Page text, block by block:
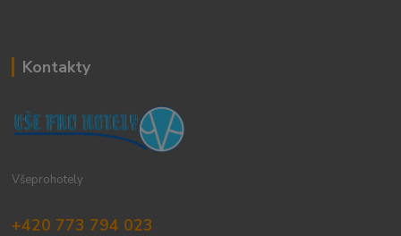
Kontakty
Všeprohotely
+420 773 794 023